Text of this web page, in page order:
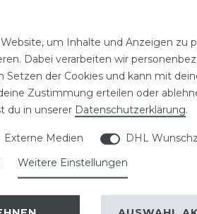
Reiten
und
auch
2
1
um Inhalte und Anzeigen zu
Dabei verarbeiten wir
der Cookies und kann mit
Zustimmung erteilen oder
du in unserer Daten­schutz­erklärung.
Externe Medien
DHL
Weitere Einstellungen